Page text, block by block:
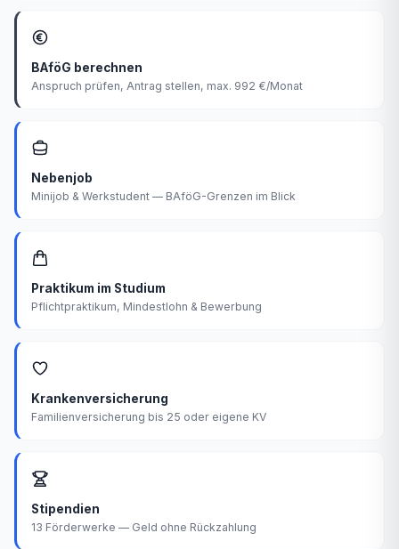
BAföG berechnen
Anspruch prüfen, Antrag stellen, max. 992 €/Monat
Nebenjob
Minijob & Werkstudent — BAföG-Grenzen im Blick
Praktikum im Studium
Pflichtpraktikum, Mindestlohn & Bewerbung
Krankenversicherung
Familienversicherung bis 25 oder eigene KV
Stipendien
13 Förderwerke — Geld ohne Rückzahlung